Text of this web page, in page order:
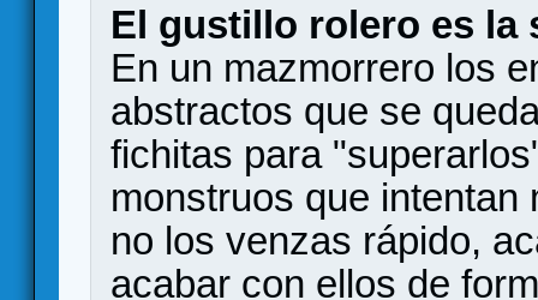
El gustillo rolero es la
En un mazmorrero los
abstractos que se
fichitas para
monstruos que
no los venzas rápido,
acabar con ellos de